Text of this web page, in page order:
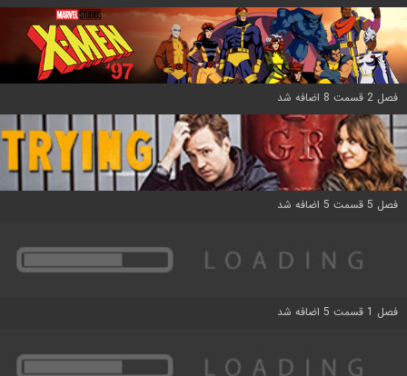
فصل 2 قسمت 8 اضافه شد
فصل 5 قسمت 5 اضافه شد
فصل 1 قسمت 5 اضافه شد